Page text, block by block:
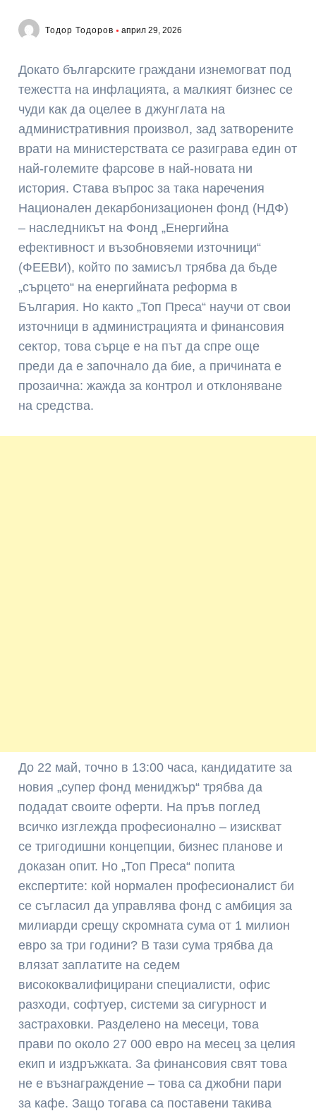
Тодор Тодоров април 29, 2026
Докато българските граждани изнемогват под
тежестта на инфлацията, а малкият бизнес се
чуди как да оцелее в джунглата на
административния произвол, зад затворените
врати на министерствата се разиграва един от
най-големите фарсове в най-новата ни
история. Става въпрос за така наречения
Национален декарбонизационен фонд (НДФ)
– наследникът на Фонд „Енергийна
ефективност и възобновяеми източници“
(ФЕЕВИ), който по замисъл трябва да бъде
„сърцето“ на енергийната реформа в
България. Но както „Топ Преса“ научи от свои
източници в администрацията и финансовия
сектор, това сърце е на път да спре още
преди да е започнало да бие, а причината е
прозаична: жажда за контрол и отклоняване
на средства.
До 22 май, точно в 13:00 часа, кандидатите за
новия „супер фонд мениджър“ трябва да
подадат своите оферти. На пръв поглед
всичко изглежда професионално – изискват
се тригодишни концепции, бизнес планове и
доказан опит. Но „Топ Преса“ попита
експертите: кой нормален професионалист би
се съгласил да управлява фонд с амбиция за
милиарди срещу скромната сума от 1 милион
евро за три години? В тази сума трябва да
влязат заплатите на седем
висококвалифицирани специалисти, офис
разходи, софтуер, системи за сигурност и
застраховки. Разделено на месеци, това
прави по около 27 000 евро на месец за целия
екип и издръжката. За финансовия свят това
не е възнаграждение – това са джобни пари
за кафе. Защо тогава са поставени такива